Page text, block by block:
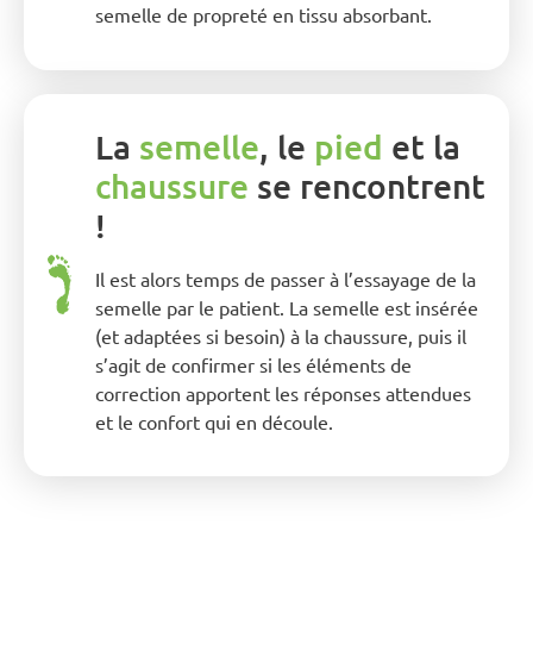
semelle de propreté en tissu absorbant.
La semelle, le pied et la
chaussure se rencontrent
!
Il est alors temps de passer à l’essayage de la
semelle par le patient. La semelle est insérée
(et adaptées si besoin) à la chaussure, puis il
s’agit de confirmer si les éléments de
correction apportent les réponses attendues
et le confort qui en découle.